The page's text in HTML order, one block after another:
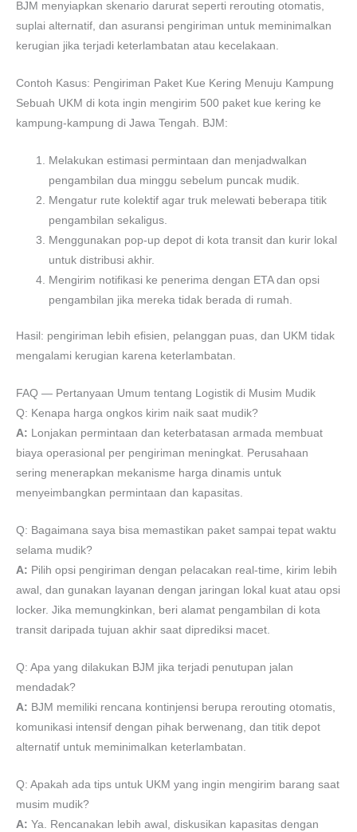
BJM menyiapkan skenario darurat seperti rerouting otomatis,
suplai alternatif, dan asuransi pengiriman untuk meminimalkan
kerugian jika terjadi keterlambatan atau kecelakaan.
Contoh Kasus: Pengiriman Paket Kue Kering Menuju Kampung
Sebuah UKM di kota ingin mengirim 500 paket kue kering ke
kampung-kampung di Jawa Tengah. BJM:
Melakukan estimasi permintaan dan menjadwalkan
pengambilan dua minggu sebelum puncak mudik.
Mengatur rute kolektif agar truk melewati beberapa titik
pengambilan sekaligus.
Menggunakan pop-up depot di kota transit dan kurir lokal
untuk distribusi akhir.
Mengirim notifikasi ke penerima dengan ETA dan opsi
pengambilan jika mereka tidak berada di rumah.
Hasil: pengiriman lebih efisien, pelanggan puas, dan UKM tidak
mengalami kerugian karena keterlambatan.
FAQ — Pertanyaan Umum tentang Logistik di Musim Mudik
Q: Kenapa harga ongkos kirim naik saat mudik?
A: Lonjakan permintaan dan keterbatasan armada membuat
biaya operasional per pengiriman meningkat. Perusahaan
sering menerapkan mekanisme harga dinamis untuk
menyeimbangkan permintaan dan kapasitas.
Q: Bagaimana saya bisa memastikan paket sampai tepat waktu
selama mudik?
A: Pilih opsi pengiriman dengan pelacakan real-time, kirim lebih
awal, dan gunakan layanan dengan jaringan lokal kuat atau opsi
locker. Jika memungkinkan, beri alamat pengambilan di kota
transit daripada tujuan akhir saat diprediksi macet.
Q: Apa yang dilakukan BJM jika terjadi penutupan jalan
mendadak?
A: BJM memiliki rencana kontinjensi berupa rerouting otomatis,
komunikasi intensif dengan pihak berwenang, dan titik depot
alternatif untuk meminimalkan keterlambatan.
Q: Apakah ada tips untuk UKM yang ingin mengirim barang saat
musim mudik?
A: Ya. Rencanakan lebih awal, diskusikan kapasitas dengan